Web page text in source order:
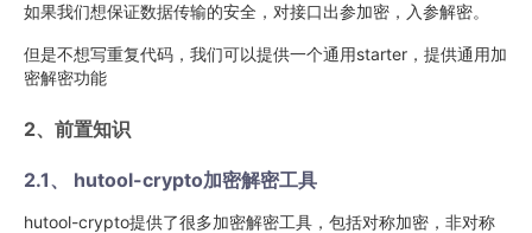
如果我们想保证数据传输的安全，对接口出参加密，入参解密。
但是不想写重复代码，我们可以提供一个通用starter，提供通用加
密解密功能
2、前置知识
2.1、 hutool-crypto加密解密工具
hutool-crypto提供了很多加密解密工具，包括对称加密，非对称